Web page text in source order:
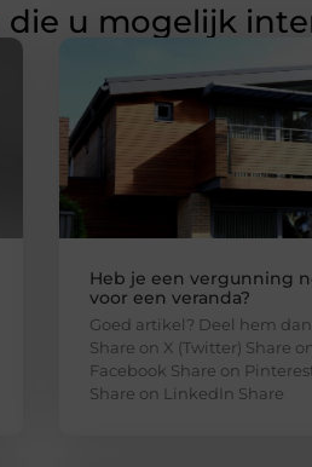
die u mogelijk
Heb je een vergunning
voor een veranda?
Goed artikel? Deel hem
Share on X (Twitter) Share
Facebook Share on
Share on LinkedIn Share